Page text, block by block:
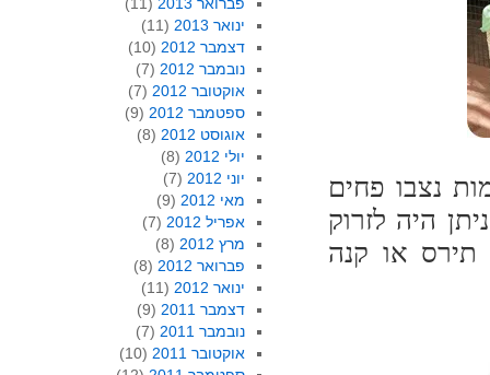
נצבו פחים
היה לזרוק
תירס או קנה
ינואר 2013
(11)
דצמבר 2012
(10)
נובמבר 2012
(7)
אוקטובר 2012
(7)
ספטמבר 2012
(9)
אוגוסט 2012
(8)
יולי 2012
(8)
יוני 2012
(7)
מאי 2012
(9)
אפריל 2012
(7)
מרץ 2012
(8)
פברואר 2012
(8)
ינואר 2012
(11)
דצמבר 2011
(9)
נובמבר 2011
(7)
אוקטובר 2011
(10)